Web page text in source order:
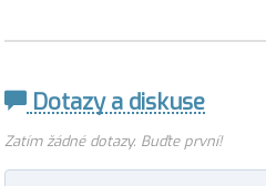
Dotazy a diskuse
Zatím žádné dotazy. Buďte první!